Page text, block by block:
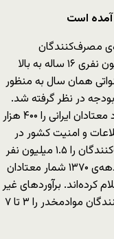
آمده است
صورت گرفته در سال ۱۳۳۲ عده‌ی مصرف‌کنندگان
موادمخدر را ۱.۵ میلیون نفر از جمعیت ۱۵ میلیون نفری ۱۶ ساله به بالا
همان سال به منظور
ازای هر نفر، بودجه در نظر گرفته شد.
گن و هارولد(Gen-Harold) در سال ۱۹۷۵ تعداد معتادان ایرانی را ۴۰۰ هزار
و امنیت کشور در
سال‌های پیش از انقلاب اسلامی) شمار مصرف‌کنندگان را ۱.۵ میلیون نفر
برآورد کرده است. منابع رسمی دولتی در طول دهه‌ی ۱۳۷۰ شمار معتادان
۲ میلیون نفر اعلام کرده‌اند. برآوردهای غیر
رسمی در داخل و خارج از کشور شمار مصرف‌کنندگان موادمخدر را ۳ تا ۷